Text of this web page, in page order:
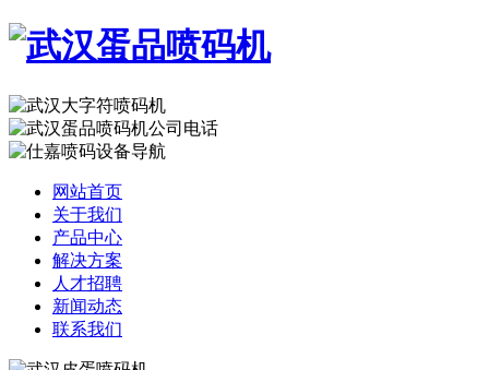
网站首页
关于我们
产品中心
解决方案
人才招聘
新闻动态
联系我们